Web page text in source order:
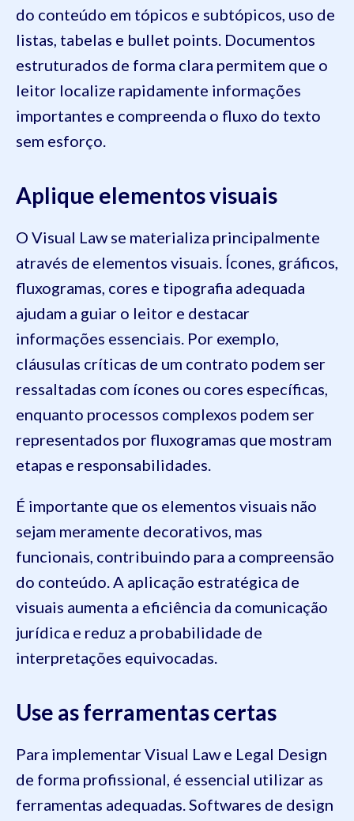
do conteúdo em tópicos e subtópicos, uso de
listas, tabelas e bullet points. Documentos
estruturados de forma clara permitem que o
leitor localize rapidamente informações
importantes e compreenda o fluxo do texto
sem esforço.
Aplique elementos visuais
O Visual Law se materializa principalmente
através de elementos visuais. Ícones, gráficos,
fluxogramas, cores e tipografia adequada
ajudam a guiar o leitor e destacar
informações essenciais. Por exemplo,
cláusulas críticas de um contrato podem ser
ressaltadas com ícones ou cores específicas,
enquanto processos complexos podem ser
representados por fluxogramas que mostram
etapas e responsabilidades.
É importante que os elementos visuais não
sejam meramente decorativos, mas
funcionais, contribuindo para a compreensão
do conteúdo. A aplicação estratégica de
visuais aumenta a eficiência da comunicação
jurídica e reduz a probabilidade de
interpretações equivocadas.
Use as ferramentas certas
Para implementar Visual Law e Legal Design
de forma profissional, é essencial utilizar as
ferramentas adequadas. Softwares de design